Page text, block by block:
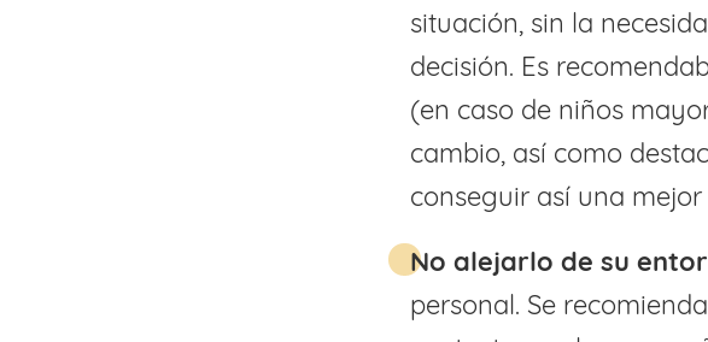
situación, sin la
decisión. Es
(en caso de niños
cambio, así como
conseguir así una
No alejarlo de su
personal. Se